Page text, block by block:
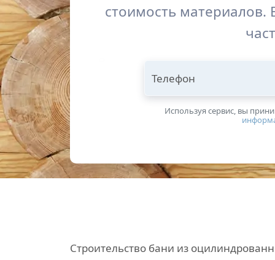
стоимость материалов.
Телефон
Используя сервис, вы
Строительство бани из